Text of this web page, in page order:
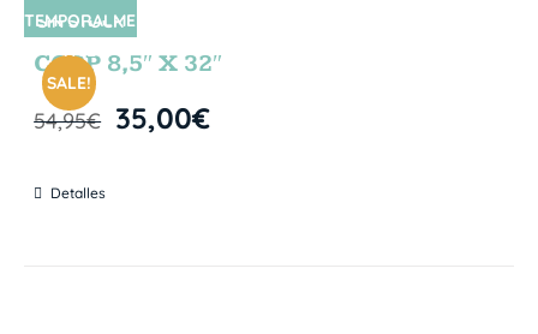
SIN STOCK
SALE!
TEMPORALME
NTE
CORP 8,5″ X 32″
54,95€ 35,00€
Detalles